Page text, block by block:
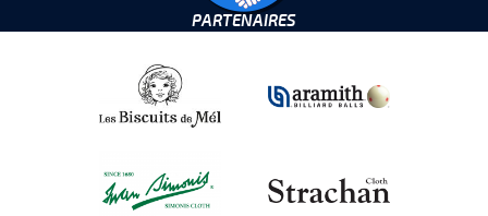
PARTENAIRES